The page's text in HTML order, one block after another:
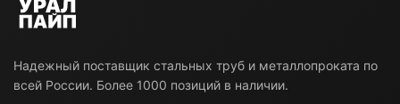
Надежный поставщик стальных труб и металлопроката по
всей России. Более 1000 позиций в наличии.